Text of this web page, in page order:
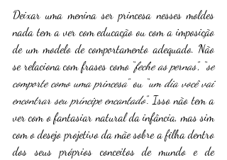
Deixar uma menina ser princesa nesses moldes
nada tem a ver com educação ou com a imposição
de um modelo de comportamento adequado. Não
se relaciona com frases como “feche as pernas”, “se
comporte como uma princesa” ou “um dia você vai
encontrar seu príncipe encantado”. Isso não tem a
ver com o fantasiar natural da infância, mas sim
com o desejo projetivo da mãe sobre a filha dentro
dos seus próprios conceitos de mundo e de